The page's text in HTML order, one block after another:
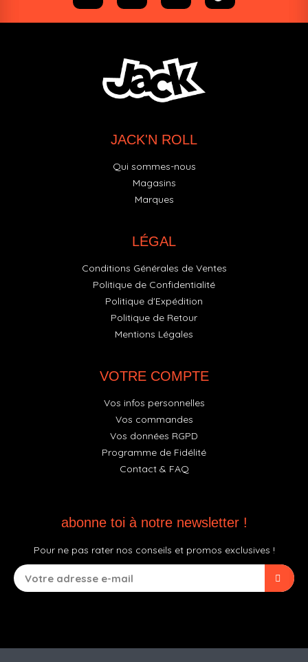
JACK'N ROLL
Qui sommes-nous
Magasins
Marques
LÉGAL
Conditions Générales de Ventes
Politique de Confidentialité
Politique d'Expédition
Politique de Retour
Mentions Légales
VOTRE COMPTE
Vos infos personnelles
Vos commandes
Vos données RGPD
Programme de Fidélité
Contact & FAQ
abonne toi à notre newsletter !
Pour ne pas rater nos conseils et promos exclusives !